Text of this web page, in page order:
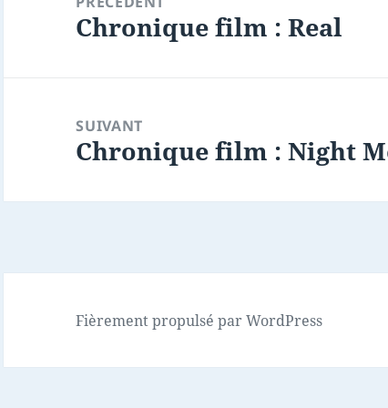
Article
Chronique film : Real
SUIVANT
Article
Chronique film : Night
Fièrement propulsé par WordPress